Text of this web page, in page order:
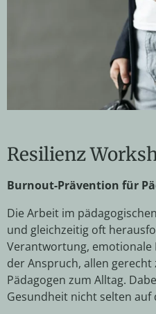
Resilienz
Burnout-Prävention für
Die Arbeit im
und gleichzeitig oft
Verantwortung, emotionale
der Anspruch, allen
Pädagogen zum Alltag.
Gesundheit nicht selten auf